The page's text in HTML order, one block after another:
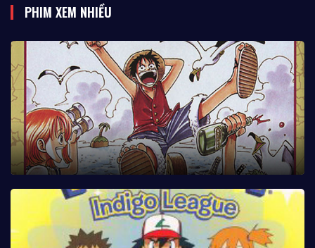
PHIM XEM NHIỀU